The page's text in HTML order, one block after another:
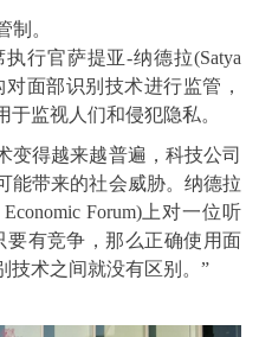
制。
行官萨提亚-纳德拉(Satya
面部识别技术进行监管，
监视人们和侵犯隐私。
变得越来越普遍，科技公司
能带来的社会威胁。纳德拉
Forum)上对一位听
要有竞争，那么正确使用面
技术之间就没有区别。”